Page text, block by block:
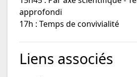
approfondi
17h : Temps de convivialité
Liens associés